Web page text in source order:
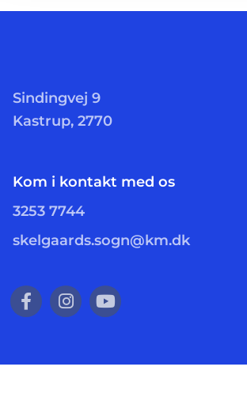
Sindingvej 9
Kastrup, 2770
Kom i kontakt med os
3253 7744
skelgaards.sogn@km.dk